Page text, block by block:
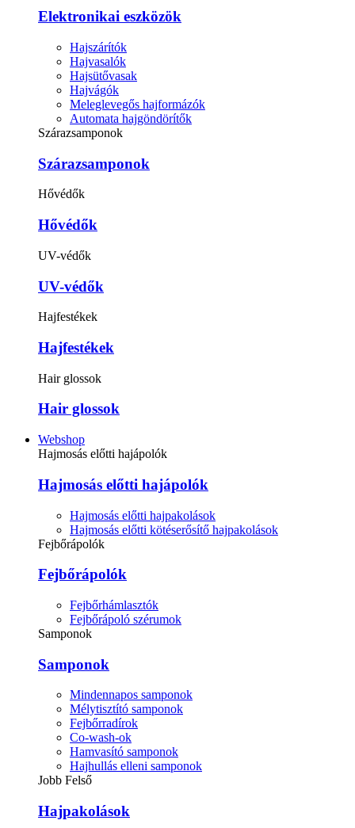
Elektronikai eszközök
Hajszárítók
Hajvasalók
Hajsütővasak
Hajvágók
Meleglevegős hajformázók
Automata hajgöndörítők
Szárazsamponok
Szárazsamponok
Hővédők
Hővédők
UV-védők
UV-védők
Hajfestékek
Hajfestékek
Hair glossok
Hair glossok
Webshop
Hajmosás előtti hajápolók
Hajmosás előtti hajápolók
Hajmosás előtti hajpakolások
Hajmosás előtti kötéserősítő hajpakolások
Fejbőrápolók
Fejbőrápolók
Fejbőrhámlasztók
Fejbőrápoló szérumok
Samponok
Samponok
Mindennapos samponok
Mélytisztító samponok
Fejbőrradírok
Co-wash-ok
Hamvasító samponok
Hajhullás elleni samponok
Jobb Felső
Hajpakolások